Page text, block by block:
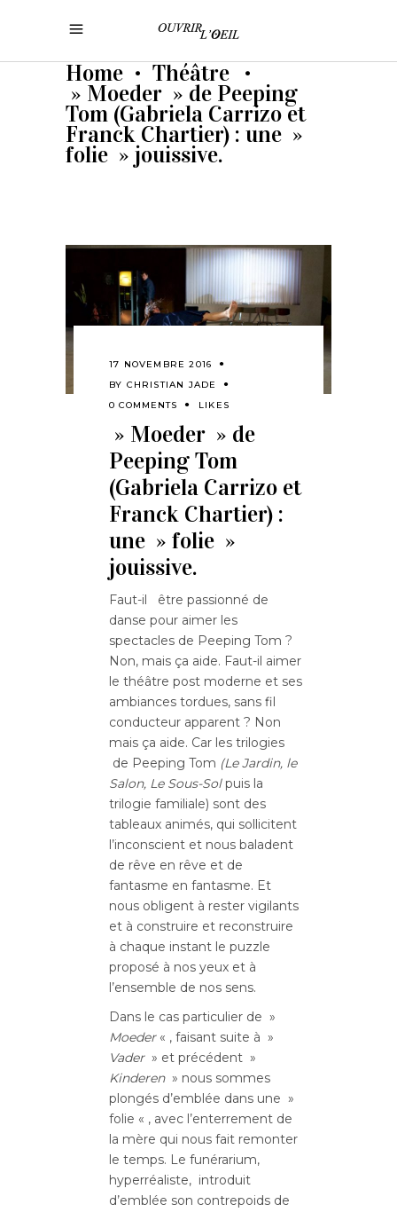
Home • Théâtre •
» Moeder » de Peeping
Tom (Gabriela Carrizo et
Franck Chartier) : une »
folie » jouissive.
17 NOVEMBRE 2016
BY CHRISTIAN JADE
0 COMMENTS
LIKES
» Moeder » de
Peeping Tom
(Gabriela Carrizo et
Franck Chartier) :
une » folie »
jouissive.
Faut-il être passionné de
danse pour aimer les
spectacles de Peeping Tom ?
Non, mais ça aide. Faut-il aimer
le théâtre post moderne et ses
ambiances tordues, sans fil
conducteur apparent ? Non
mais ça aide. Car les trilogies
de Peeping Tom (Le Jardin, le
Salon, Le Sous-Solpuis la
trilogie familiale) sont des
tableaux animés, qui sollicitent
l’inconscient et nous baladent
de rêve en rêve et de
fantasme en fantasme. Et
nous obligent à rester vigilants
et à construire et reconstruire
à chaque instant le puzzle
proposé à nos yeux et à
l’ensemble de nos sens.
Dans le cas particulier de »
Moeder « , faisant suite à »
Vader » et précédent »
Kinderen» nous sommes
plongés d’emblée dans une »
folie « , avec l’enterrement de
la mère qui nous fait remonter
le temps. Le funérarium,
hyperréaliste, introduit
d’emblée son contrepoids de